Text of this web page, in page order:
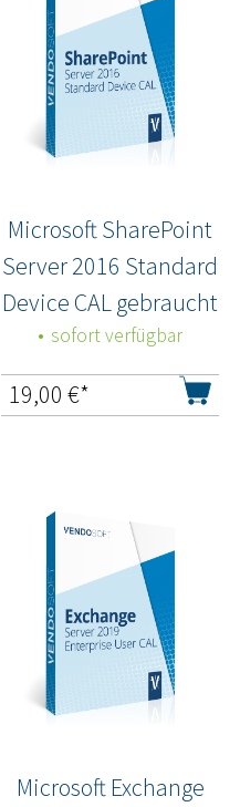
Microsoft SharePoint
Server 2016 Standard
Device CAL gebraucht
sofort verfügbar
19,00 €*
Microsoft Exchange